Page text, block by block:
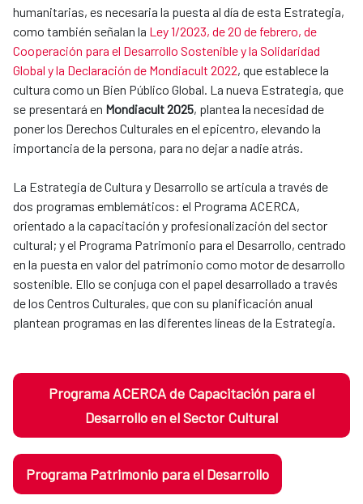
humanitarias, es necesaria la puesta al día de esta Estrategia,
como también señalan la Ley 1/2023, de 20 de febrero, de
Cooperación para el Desarrollo Sostenible y la Solidaridad
Global y la Declaración de Mondiacult 2022, que establece la
cultura como un Bien Público Global. La nueva Estrategia, que
se presentará en Mondiacult 2025, plantea la necesidad de
poner los Derechos Culturales en el epicentro, elevando la
importancia de la persona, para no dejar a nadie atrás.
La Estrategia de Cultura y Desarrollo se articula a través de
dos programas emblemáticos: el Programa ACERCA,
orientado a la capacitación y profesionalización del sector
cultural; y el Programa Patrimonio para el Desarrollo, centrado
en la puesta en valor del patrimonio como motor de desarrollo
sostenible. Ello se conjuga con el papel desarrollado a través
de los Centros Culturales, que con su planificación anual
plantean programas en las diferentes líneas de la Estrategia.
Programa ACERCA de Capacitación para el
Desarrollo en el Sector Cultural
Programa Patrimonio para el Desarrollo